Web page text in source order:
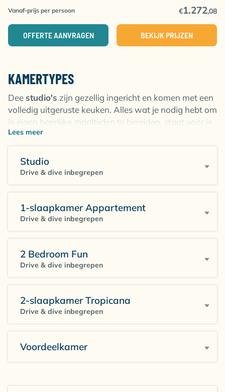
Vanaf-prijs per persoon
€1.272,08
OFFERTE AANVRAGEN BEKIJK PRIJZEN
KAMERTYPES
Dee studio's zijn gezellig ingericht en komen met een
volledig uitgeruste keuken. Alles wat je nodig hebt om
je eigen heerlijke maaltijden te bereiden, staat voor je
klaar! Op zoek naar nog meer ruimte? De
aanbieding. Hier vind je een aparte slaapkamer, een
keuken die van alle gemakken is voorzien en alle
bekijk dan zeker de twee-slaapkamer
appartementen. Hier wacht opnieuw een aparte
te maken. Jouw ultieme thuis weg van huis!
Lees meer
Studio
Drive & dive inbegrepen
1-slaapkamer Appartement
Drive & dive inbegrepen
2 Bedroom Fun
Drive & dive inbegrepen
2-slaapkamer Tropicana
Drive & dive inbegrepen
Voordeelkamer